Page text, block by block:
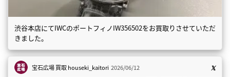
渋谷本店にてIWCのポートフィノIW356502をお買取りさせていただ
きました。
宝石広場 買取houseki_kaitori 2026/06/12